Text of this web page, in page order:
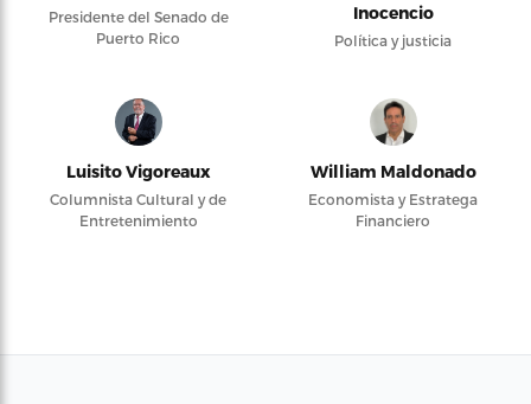
Presidente del Senado de
Puerto Rico
Inocencio
Política y justicia
Luisito Vigoreaux
Columnista Cultural y de
Entretenimiento
William Maldonado
Economista y Estratega
Financiero